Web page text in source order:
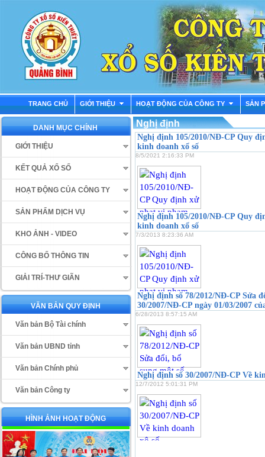
TRANG CHỦ GIỚI THIỆU HOẠT ĐỘNG CỦA CÔNG TY SẢN
DANH MỤC CHÍNH
GIỚI THIỆU
KẾT QUẢ XỔ SỐ
HOẠT ĐỘNG CỦA CÔNG TY
SẢN PHẨM DỊCH VỤ
KHO ẢNH - VIDEO
CÔNG BỐ THÔNG TIN
GIẢI TRÍ-THƯ GIÃN
VĂN BẢN QUY ĐỊNH
Văn bản Bộ Tài chính
Văn bản UBND tỉnh
Văn bản Chính phủ
Văn bản Công ty
HÌNH ẢNH HOẠT ĐỘNG
Nghị định
Nghị định 105/2010/NĐ-CP Quy
kinh doanh xổ số
8/5/2021 2:16:33 PM
Nghị định 105/2010/NĐ-CP Quy
kinh doanh xổ số
7/3/2013 8:23:36 AM
Nghị định số 78/2012/NĐ-CP Sửa
30/2007/NĐ-CP ngày 01/03/2007
6/28/2013 8:57:15 AM
Nghị định số 30/2007/NĐ-CP Về
12/7/2012 5:01:31 PM